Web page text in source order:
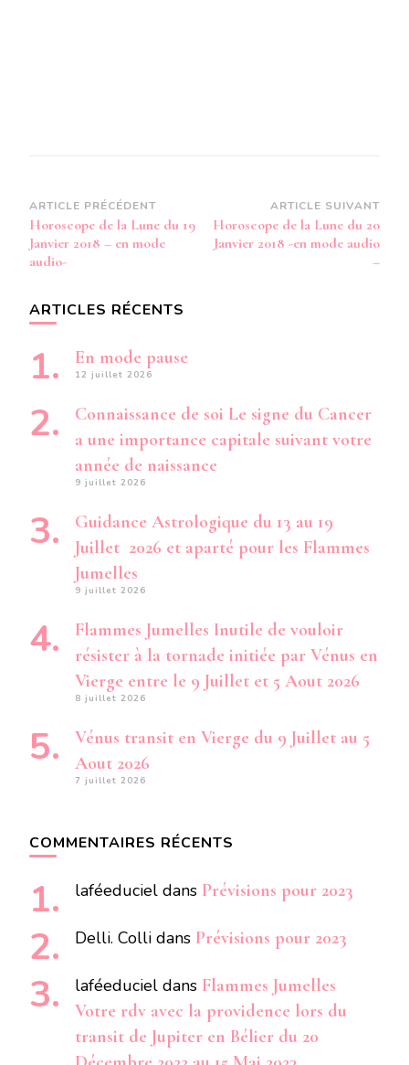
Navigation
d’article
ARTICLE PRÉCÉDENT
Horoscope de la Lune du 19
Janvier 2018 – en mode
audio-
ARTICLE SUIVANT
Horoscope de la Lune du 20
Janvier 2018 -en mode audio
–
ARTICLES RÉCENTS
En mode pause
12 juillet 2026
Connaissance de soi Le signe du Cancer
a une importance capitale suivant votre
année de naissance
9 juillet 2026
Guidance Astrologique du 13 au 19
Juillet 2026 et aparté pour les Flammes
Jumelles
9 juillet 2026
Flammes Jumelles Inutile de vouloir
résister à la tornade initiée par Vénus en
Vierge entre le 9 Juillet et 5 Aout 2026
8 juillet 2026
Vénus transit en Vierge du 9 Juillet au 5
Aout 2026
7 juillet 2026
COMMENTAIRES RÉCENTS
laféeduciel dans Prévisions pour 2023
Delli. Colli dans Prévisions pour 2023
laféeduciel dans Flammes Jumelles
Votre rdv avec la providence lors du
transit de Jupiter en Bélier du 20